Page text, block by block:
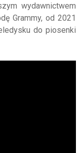
wydawnictwem
Grammy, od 2021
do piosenki